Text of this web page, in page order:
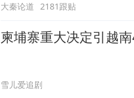
大秦论道 2181跟贴
柬埔寨重大决定引越
雪儿爱追剧